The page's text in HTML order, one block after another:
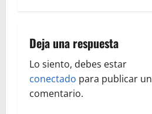
c
i
ó
Deja una respuesta
Lo siento, debes estar
conectado para publicar un
comentario.